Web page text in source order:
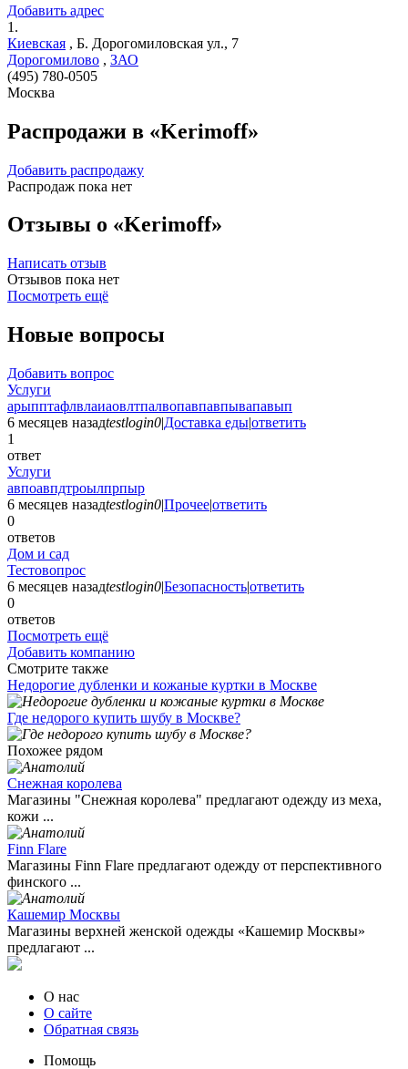
Добавить адрес
1.
Киевская , Б. Дорогомиловская ул., 7
Дорогомилово , ЗАО
(495) 780-0505
Москва
Распродажи в «Kerimoff»
Добавить распродажу
Распродаж пока нет
Отзывы о «Kerimoff»
Написать отзыв
Отзывов пока нет
Посмотреть ещё
Новые вопросы
Добавить вопрос
Услуги
арыпптафлвлаиаовлтпалвопавпавпывапавып
6 месяцев назадtestlogin0|Доставка еды|ответить
1
ответ
Услуги
авпоавпдтроылпрпыр
6 месяцев назадtestlogin0|Прочее|ответить
0
ответов
Дом и сад
Тестовопрос
6 месяцев назадtestlogin0|Безопасность|ответить
0
ответов
Посмотреть ещё
Добавить компанию
Смотрите также
Недорогие дубленки и кожаные куртки в Москве
Где недорого купить шубу в Москве?
Похожее рядом
Снежная королева
Магазины "Снежная королева" предлагают одежду из меха,
кожи ...
Finn Flare
Магазины Finn Flare предлагают одежду от перспективного
финского ...
Кашемир Москвы
Магазины верхней женской одежды «Кашемир Москвы»
предлагают ...
О нас
О сайте
Обратная связь
Помощь